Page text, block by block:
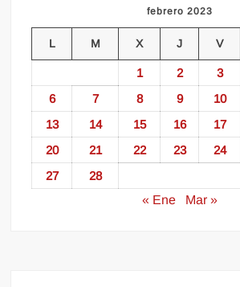
febrero 2023
L M X J V
1 2 3
6
7 8 9 10
13
14 15 16 17
20
21 22 23 24
27
28
« Ene
Mar »